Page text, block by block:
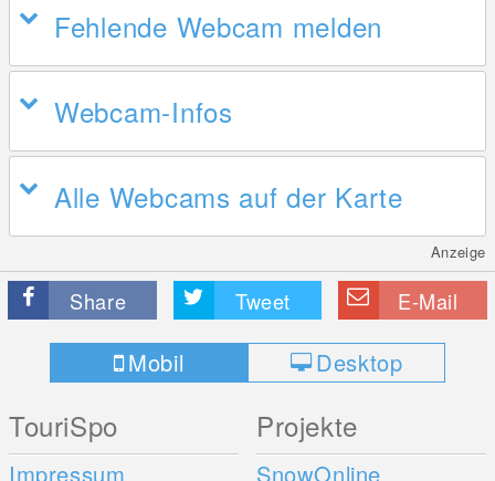
Fehlende Webcam melden
Webcam-Infos
Alle Webcams auf der Karte
Anzeige
Share Tweet E-Mail
Mobil Desktop
TouriSpo
Impressum
Projekte
SnowOnline